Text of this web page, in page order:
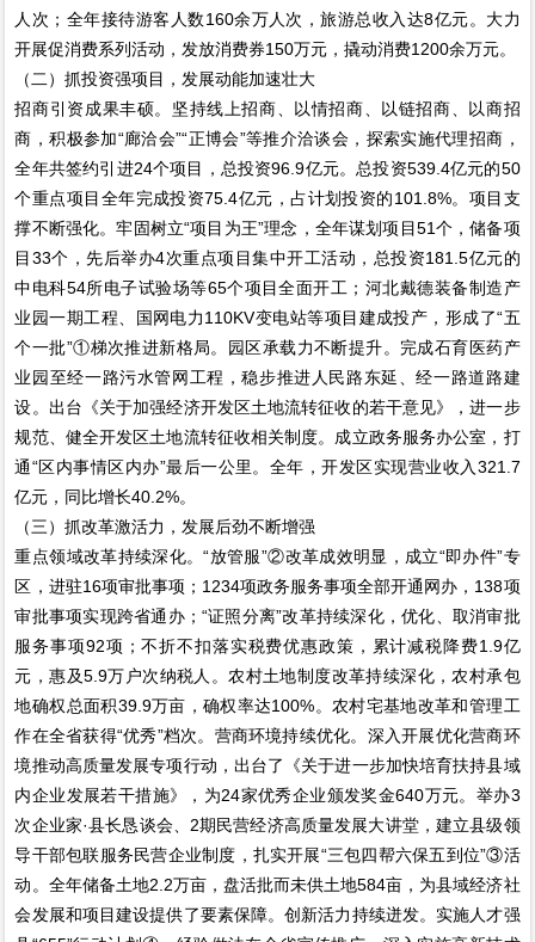
人次；全年接待游客人数160余万人次，旅游总收入达8亿元。大力
开展促消费系列活动，发放消费券150万元，撬动消费1200余万元。
（二）抓投资强项目，发展动能加速壮大
招商引资成果丰硕。坚持线上招商、以情招商、以链招商、以商招
商，积极参加“廊洽会”“正博会”等推介洽谈会，探索实施代理招商，
全年共签约引进24个项目，总投资96.9亿元。总投资539.4亿元的50
个重点项目全年完成投资75.4亿元，占计划投资的101.8%。项目支
撑不断强化。牢固树立“项目为王”理念，全年谋划项目51个，储备项
目33个，先后举办4次重点项目集中开工活动，总投资181.5亿元的
中电科54所电子试验场等65个项目全面开工；河北戴德装备制造产
业园一期工程、国网电力110KV变电站等项目建成投产，形成了“五
个一批”①梯次推进新格局。园区承载力不断提升。完成石育医药产
业园至经一路污水管网工程，稳步推进人民路东延、经一路道路建
设。出台《关于加强经济开发区土地流转征收的若干意见》，进一步
规范、健全开发区土地流转征收相关制度。成立政务服务办公室，打
通“区内事情区内办”最后一公里。全年，开发区实现营业收入321.7
亿元，同比增长40.2%。
（三）抓改革激活力，发展后劲不断增强
重点领域改革持续深化。“放管服”②改革成效明显，成立“即办件”专
区，进驻16项审批事项；1234项政务服务事项全部开通网办，138项
审批事项实现跨省通办；“证照分离”改革持续深化，优化、取消审批
服务事项92项；不折不扣落实税费优惠政策，累计减税降费1.9亿
元，惠及5.9万户次纳税人。农村土地制度改革持续深化，农村承包
地确权总面积39.9万亩，确权率达100%。农村宅基地改革和管理工
作在全省获得“优秀”档次。营商环境持续优化。深入开展优化营商环
境推动高质量发展专项行动，出台了《关于进一步加快培育扶持县域
内企业发展若干措施》，为24家优秀企业颁发奖金640万元。举办3
次企业家·县长恳谈会、2期民营经济高质量发展大讲堂，建立县级领
导干部包联服务民营企业制度，扎实开展“三包四帮六保五到位”③活
动。全年储备土地2.2万亩，盘活批而未供土地584亩，为县域经济社
会发展和项目建设提供了要素保障。创新活力持续迸发。实施人才强